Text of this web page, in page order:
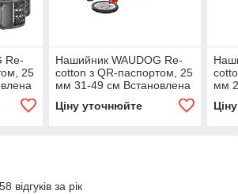
Re-
25
Нашийник WAUDOG Re-
cotton з QR-паспортом, 25
мм 31-49 см Встановлена
Ціну уточнюйте
мм
відгуків за рік